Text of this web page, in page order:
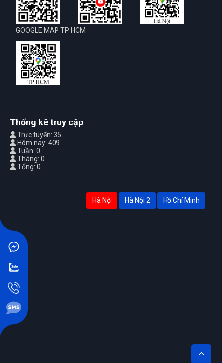
GOOGLE MAP TP HCM
Thống kê truy cập
Trực tuyến: 35
Hôm nay: 409
Tuần: 0
Tháng: 0
Tổng: 0
Hà Nội Hà Nội 2 Hồ Chí Minh